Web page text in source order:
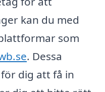
kan du med
som
. Dessa
dig att få in